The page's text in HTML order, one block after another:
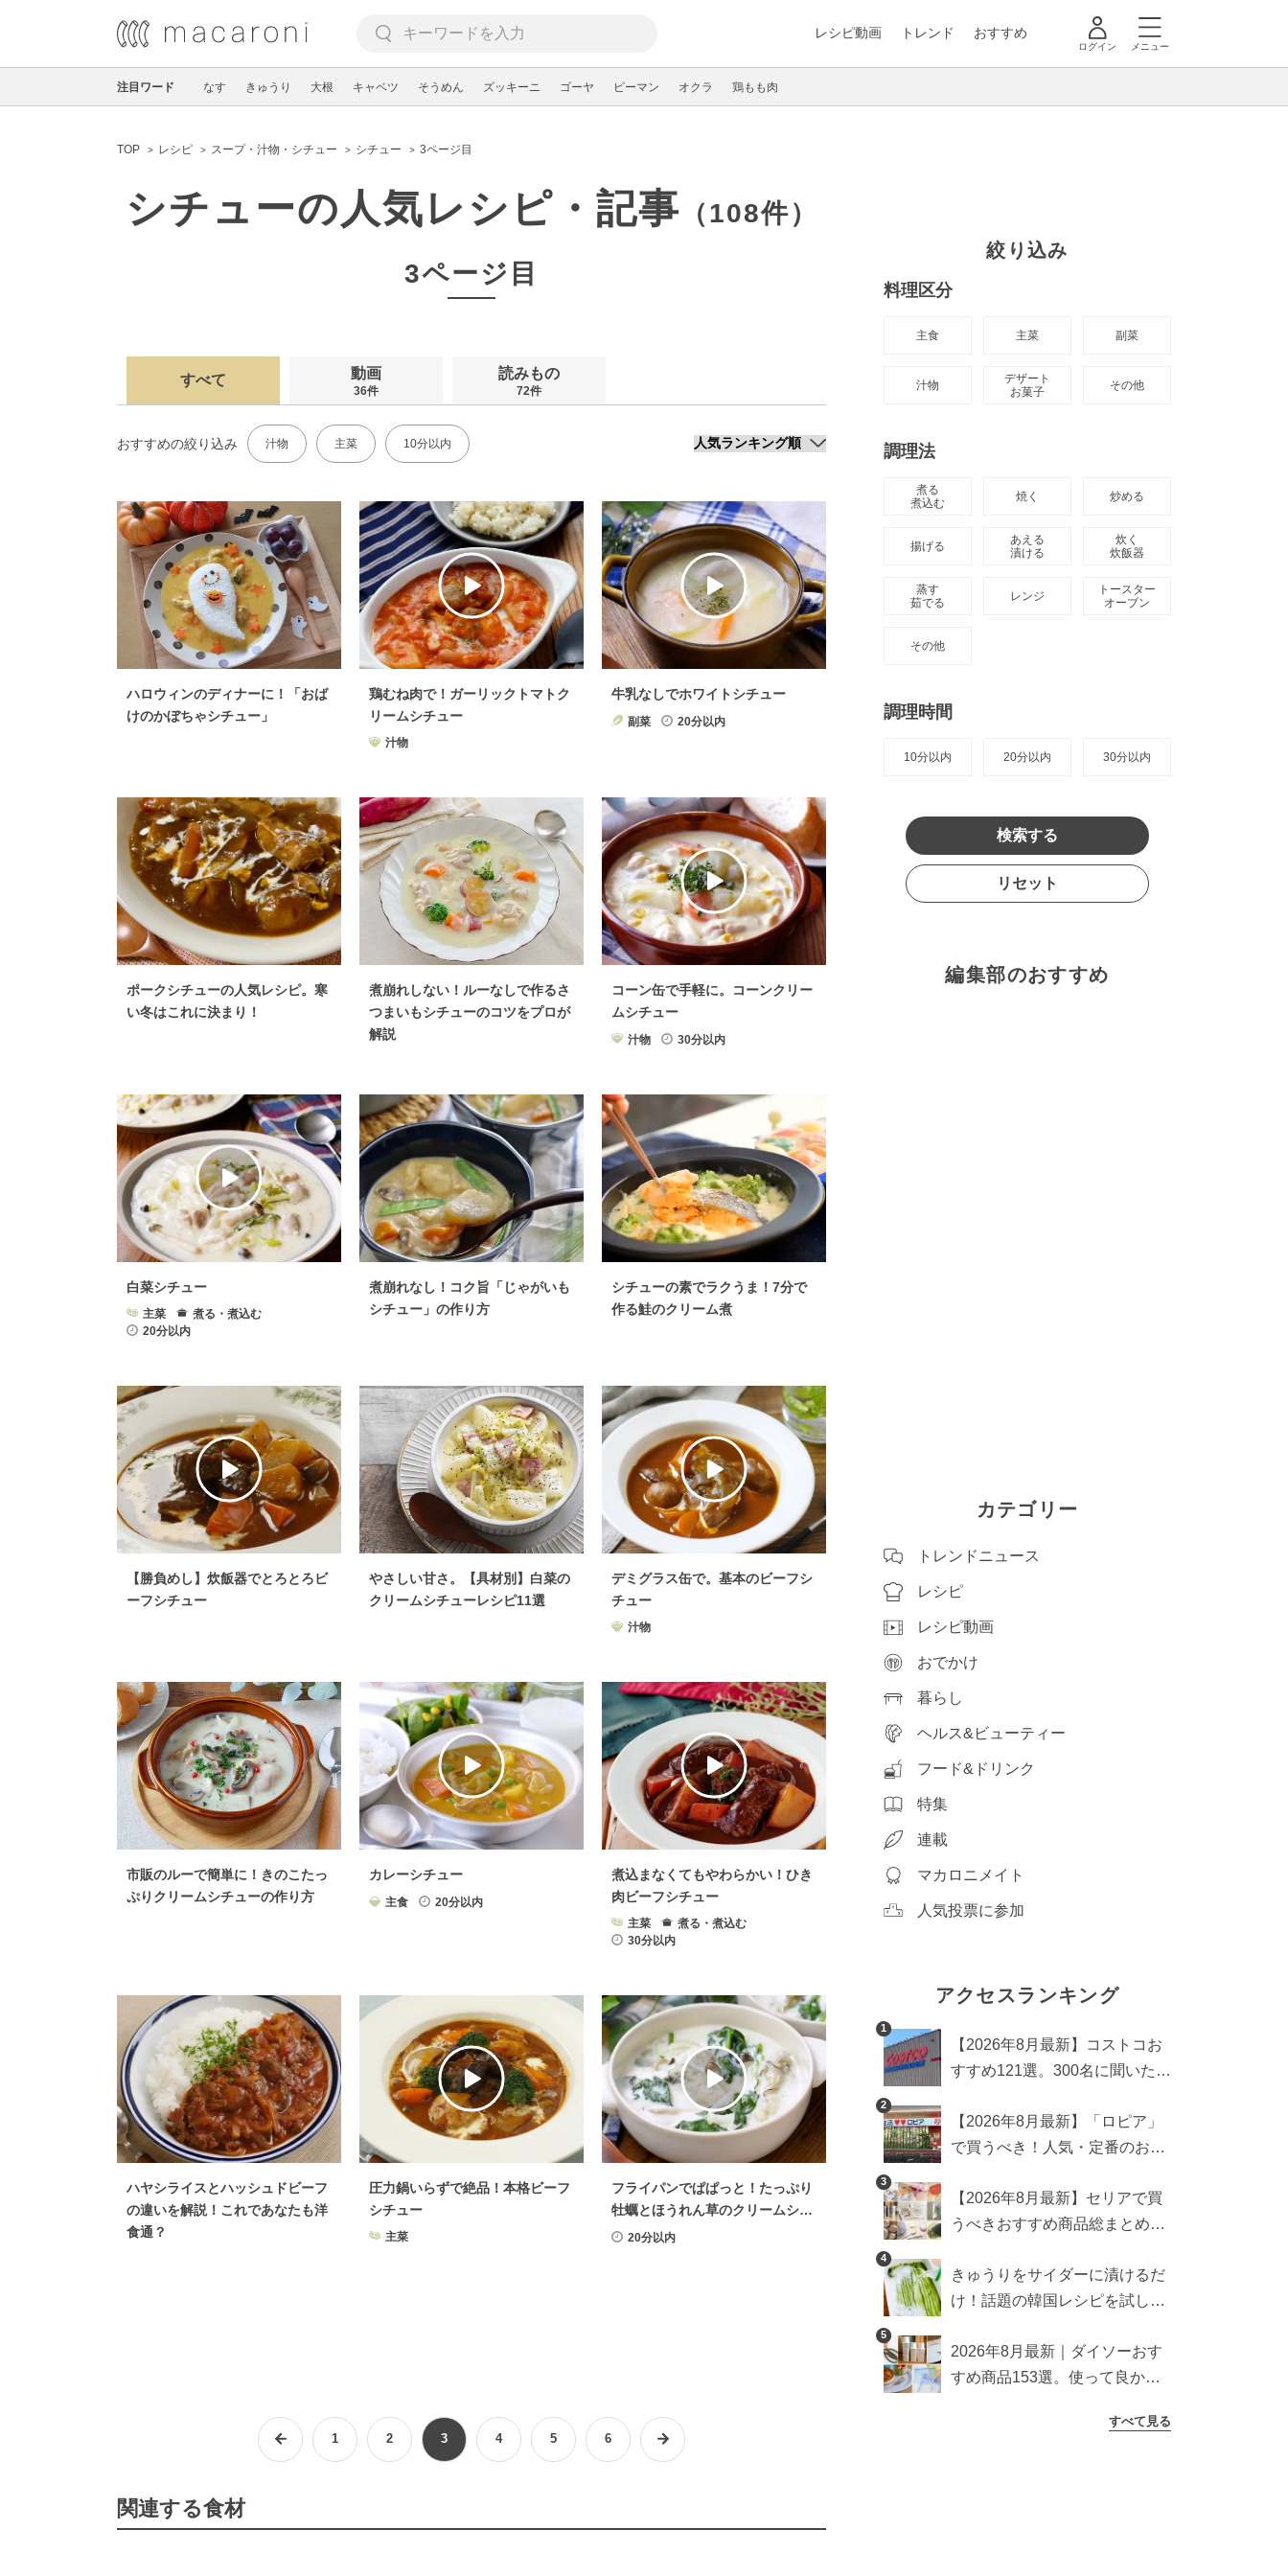
レシピ動画 トレンド おすすめ
ログイン メニュー
注目ワード なす きゅうり 大根 キャベツ そうめん ズッキーニ ゴーヤ ピーマン オクラ 鶏もも肉
TOP レシピ スープ・汁物・シチュー シチュー 3ページ目
シチューの人気レシピ・記事 （108件）
3ページ目
すべて 動画
36件
読みもの
72件
おすすめの絞り込み 汁物 主菜 10分以内
ハロウィンのディナーに！「おば
けのかぼちゃシチュー」
鶏むね肉で！ガーリックトマトク
リームシチュー
汁物
牛乳なしでホワイトシチュー
副菜 20分以内
ポークシチューの人気レシピ。寒
い冬はこれに決まり！
煮崩れしない！ルーなしで作るさ
つまいもシチューのコツをプロが
解説
コーン缶で手軽に。コーンクリー
ムシチュー
汁物 30分以内
白菜シチュー
主菜
煮る・煮込む
20分以内
煮崩れなし！コク旨「じゃがいも
シチュー」の作り方
シチューの素でラクうま！7分で
作る鮭のクリーム煮
【勝負めし】炊飯器でとろとろビ
ーフシチュー
やさしい甘さ。【具材別】白菜の
クリームシチューレシピ11選
デミグラス缶で。基本のビーフシ
チュー
汁物
市販のルーで簡単に！きのこたっ
ぷりクリームシチューの作り方
カレーシチュー
主食 20分以内
煮込まなくてもやわらかい！ひき
肉ビーフシチュー
主菜
煮る・煮込む
30分以内
ハヤシライスとハッシュドビーフ
の違いを解説！これであなたも洋
食通？
圧力鍋いらずで絶品！本格ビーフ
シチュー
主菜
フライパンでぱぱっと！たっぷり
牡蠣とほうれん草のクリームシチ
ュー20分以内
1 2 3 4 5 6
関連する食材
絞り込み
料理区分
主食 主菜 副菜
汁物
デザート
お菓子
その他
調理法
煮る
煮込む
焼く 炒める
揚げる
あえる
漬ける
炊く
炊飯器
蒸す
茹でる
レンジ
トースター
オーブン
その他
調理時間
10分以内 20分以内 30分以内
検索する
リセット
編集部のおすすめ
カテゴリー
トレンドニュース
レシピ
レシピ動画
おでかけ
暮らし
ヘルス&ビューティー
フード&ドリンク
特集
連載
マカロニメイト
人気投票に参加
アクセスランキング
1
【2026年8月最新】コストコお
すすめ121選。300名に聞いた買
め商品も
2
【2026年8月最新】「ロピア」
で買うべき！人気・定番のおす
3
【2026年8月最新】セリアで買
うべきおすすめ商品総まとめ。
4
きゅうりをサイダーに漬けるだ
け！話題の韓国レシピを試した
5
2026年8月最新｜ダイソーおす
すめ商品153選。使って良かっ
すべて見る